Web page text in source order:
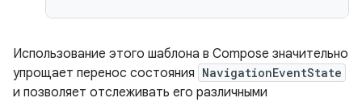
Использование этого шаблона в Compose значительно
упрощает перенос состояния NavigationEventState
и позволяет отслеживать его различными